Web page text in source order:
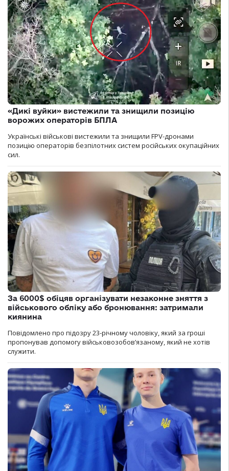
«Дикі вуйки» вистежили та знищили позицію
ворожих операторів БПЛА
Українські військові вистежили та знищили FPV-дронами
позицію операторів безпілотних систем російських окупаційних
сил.
За 6000$ обіцяв організувати незаконне зняття з
військового обліку або бронювання: затримали
киянина
Повідомлено про підозру 23-річному чоловіку, який за гроші
пропонував допомогу військовозобов’язаному, який не хотів
служити.